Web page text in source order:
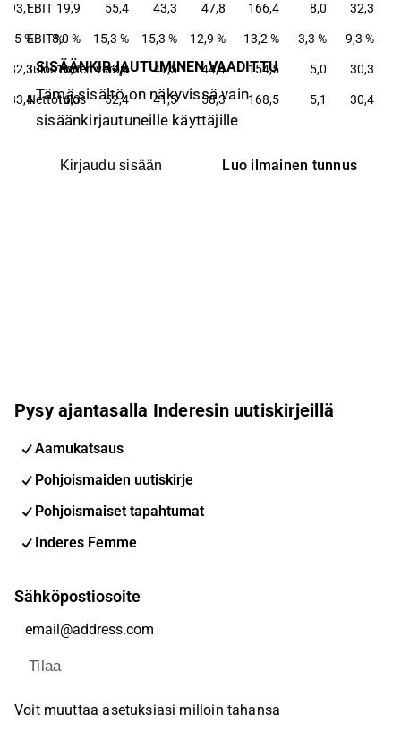
EBIT
93,1 19,9 55,4 43,3 47,8 166,4 8,0 32,3
EBIT-%
8,5 % 8,0 % 15,3 % 15,3 % 12,9 % 13,2 % 3,3 % 9,3 %
Tulos ennen veroja
82,3 16,2 52,4 41,5 44,4 154,5 5,0 30,3
Nettotulos
83,4 16,3 52,4 41,5 58,3 168,5 5,1 30,4
SISÄÄNKIRJAUTUMINEN VAADITTU
Tämä sisältö on näkyvissä vain
sisäänkirjautuneille käyttäjille
Kirjaudu sisään Luo ilmainen tunnus
Pysy ajantasalla Inderesin uutiskirjeillä
Aamukatsaus
Pohjoismaiden uutiskirje
Pohjoismaiset tapahtumat
Inderes Femme
Sähköpostiosoite
Tilaa
Voit muuttaa asetuksiasi milloin tahansa